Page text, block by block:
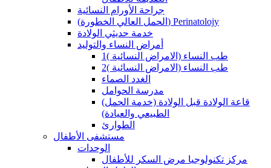
جراحة الأورام النسائية
(الحمل العالي الخطورة) Perinatolojy
خدمة حديثي الولادة
أمراض النساء والتوليد
طب النساء (الامراض النسائية )1
طب النساء (الامراض النسائية )2
الغدد الصماء
مدرسة الحوامل
(قاعة الولادة قبل الولادة (خدمة الحمل
الطبيعي والعيادة)
الطوارئ
مستشفى الأطفال
الوحدات
مركز تكنولوجيا مرض السكر للأطفال